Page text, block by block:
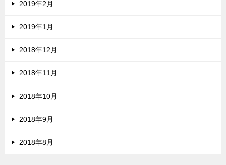
2019年2月
2019年1月
2018年12月
2018年11月
2018年10月
2018年9月
2018年8月